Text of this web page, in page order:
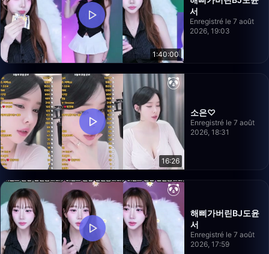
1:40:00
서
Enregistré le 7 août
2026, 19:03
16:26
소은♡
Enregistré le 7 août
2026, 18:31
해삐가버린BJ도윤
서
Enregistré le 7 août
2026, 17:59